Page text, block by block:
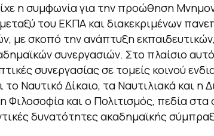
η συμφωνία για την προώθηση
του ΕΚΠΑ και διακεκριμένων
με σκοπό την ανάπτυξη εκπαιδευτικών,
συνεργασιών. Στο πλαίσιο αυτό
συνεργασίας σε τομείς κοινού
Ναυτικό Δίκαιο, τα Ναυτιλιακά και η
Φιλοσοφία και ο Πολιτισμός, πεδία στα
δυνατότητες ακαδημαϊκής